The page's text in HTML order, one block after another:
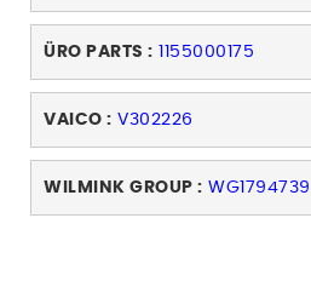
ÜRO PARTS : 1155000175
VAICO : V302226
WILMINK GROUP : WG1794739